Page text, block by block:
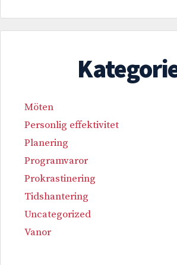
Möten
Personlig effektivitet
Planering
Programvaror
Prokrastinering
Tidshantering
Uncategorized
Vanor